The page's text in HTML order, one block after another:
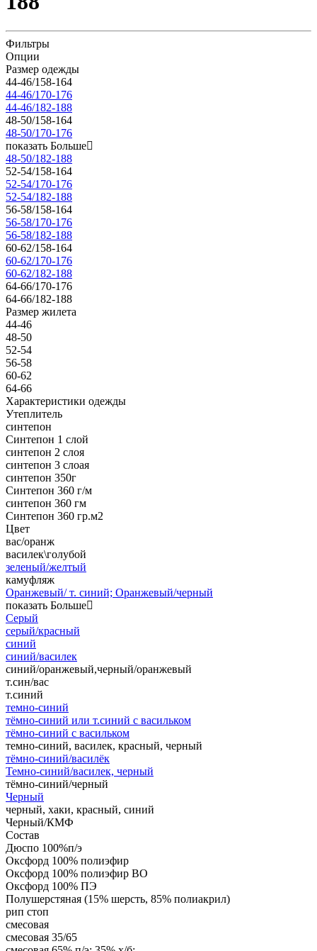
Фильтры
Опции
Размер одежды
44-46/158-164
44-46/170-176
44-46/182-188
48-50/158-164
48-50/170-176
показать Больше
48-50/182-188
52-54/158-164
52-54/170-176
52-54/182-188
56-58/158-164
56-58/170-176
56-58/182-188
60-62/158-164
60-62/170-176
60-62/182-188
64-66/170-176
64-66/182-188
Размер жилета
44-46
48-50
52-54
56-58
60-62
64-66
Характеристики одежды
Утеплитель
синтепон
Синтепон 1 слой
синтепон 2 слоя
синтепон 3 слоая
синтепон 350г
Синтепон 360 г/м
синтепон 360 гм
Синтепон 360 гр.м2
Цвет
вас/оранж
василек\голубой
зеленый/желтый
камуфляж
Оранжевый/ т. синий; Оранжевый/черный
показать Больше
Серый
серый/красный
синий
синий/василек
синий/оранжевый,черный/оранжевый
т.син/вас
т.синий
темно-синий
тёмно-синий или т.синий с васильком
тёмно-синий с васильком
темно-синий, василек, красный, черный
тёмно-синий/василёк
Темно-синий/василек, черный
тёмно-синий/черный
Черный
черный, хаки, красный, синий
Черный/КМФ
Состав
Дюспо 100%п/э
Оксфорд 100% полиэфир
Оксфорд 100% полиэфир ВО
Оксфорд 100% ПЭ
Полушерстяная (15% шерсть, 85% полиакрил)
рип стоп
смесовая
смесовая 35/65